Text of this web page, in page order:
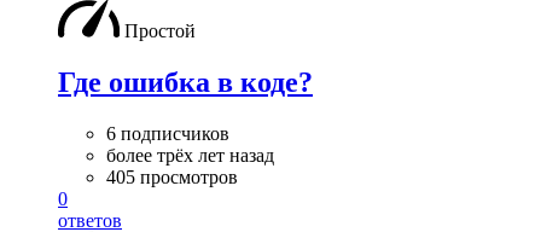
Простой
Где ошибка в коде?
6 подписчиков
более трёх лет назад
405 просмотров
0
ответов